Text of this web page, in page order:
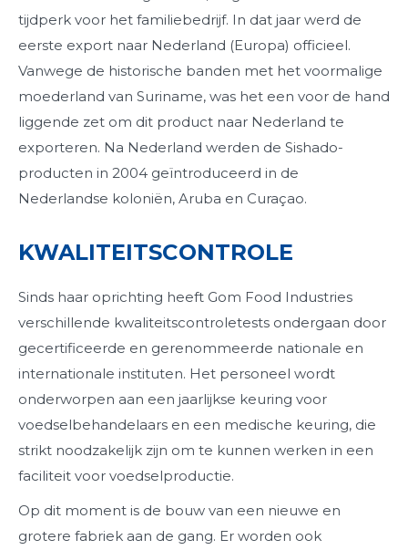
tijdperk voor het familiebedrijf. In dat jaar werd de
eerste export naar Nederland (Europa) officieel.
Vanwege de historische banden met het voormalige
moederland van Suriname, was het een voor de hand
liggende zet om dit product naar Nederland te
exporteren. Na Nederland werden de Sishado-
producten in 2004 geïntroduceerd in de
Nederlandse koloniën, Aruba en Curaçao.
KWALITEITSCONTROLE
Sinds haar oprichting heeft Gom Food Industries
verschillende kwaliteitscontroletests ondergaan door
gecertificeerde en gerenommeerde nationale en
internationale instituten. Het personeel wordt
onderworpen aan een jaarlijkse keuring voor
voedselbehandelaars en een medische keuring, die
strikt noodzakelijk zijn om te kunnen werken in een
faciliteit voor voedselproductie.
Op dit moment is de bouw van een nieuwe en
grotere fabriek aan de gang. Er worden ook